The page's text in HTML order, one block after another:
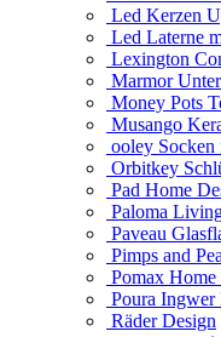
Led Kerzen
Led Laterne
Lexington
Marmor
Money Pots
Musango
ooley Socken
Orbitkey
Pad Home
Paloma
Paveau
Pimps and
Pomax
Poura Ingwer
Räder Design